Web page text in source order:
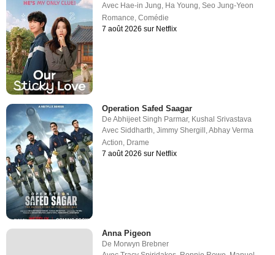
Avec Hae-in Jung, Ha Young,Seo Jung-Yeon
Romance,Comédie
7 août 2026 sur Netflix
Operation Safed Saagar
DeAbhijeet Singh Parmar, Kushal Srivastava
AvecSiddharth,Jimmy Shergill ,Abhay Verma
Action, Drame
7 août 2026 sur Netflix
Anna Pigeon
De Morwyn Brebner